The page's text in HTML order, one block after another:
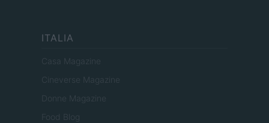
ITALIA
Casa Magazine
Cineverse Magazine
Donne Magazine
Food Blog